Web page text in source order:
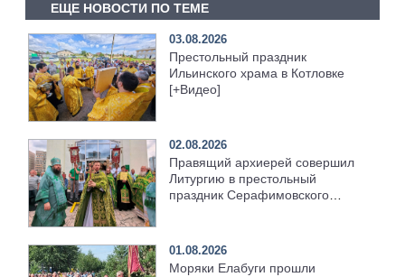
ЕЩЕ НОВОСТИ ПО ТЕМЕ
03.08.2026
Престольный праздник
Ильинского храма в Котловке
[+Видео]
02.08.2026
Правящий архиерей совершил
Литургию в престольный
праздник Серафимовского
01.08.2026
Моряки Елабуги прошли